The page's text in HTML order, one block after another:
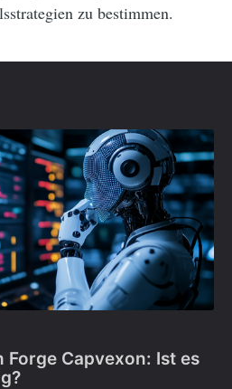
zu bestimmen.
Forge Capvexon: Ist es